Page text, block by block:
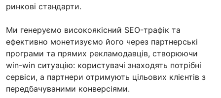
ринкові стандарти.
Ми генеруємо високоякісний SEO-трафік та
ефективно монетизуємо його через партнерські
програми та прямих рекламодавців, створюючи
win-win ситуацію: користувачі знаходять потрібні
сервіси, а партнери отримують цільових клієнтів з
передбачуваними конверсіями.